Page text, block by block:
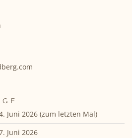
Juni 2026 (zum letzten Mal)
Juni 2026